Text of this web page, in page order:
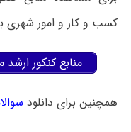
کسب و کار و امور شهری
منابع کنکور
همچنین برای دانلود